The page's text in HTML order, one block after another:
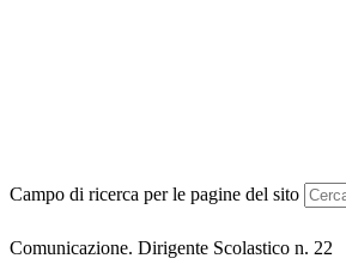
Campo di ricerca per le pagine del sito
Comunicazione. Dirigente Scolastico n. 22